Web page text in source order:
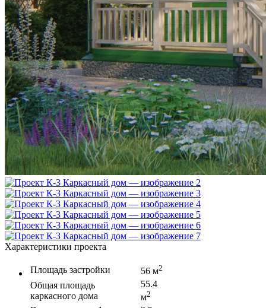
Характеристики проекта
Площадь застройки 56 м2
Общая площадь
каркасного дома
55.4
м2